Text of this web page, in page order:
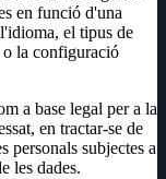
en funció d'una
el tipus de
o la configuració
a base legal per a la
en tractar-se de
personals subjectes a
les dades.